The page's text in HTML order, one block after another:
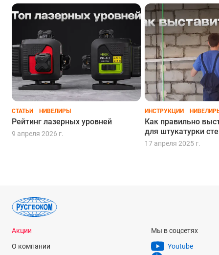
С 4 плоскостями Strong
СТАТЬИ НИВЕЛИРЫ
Рейтинг лазерных уровней
9 апреля 2026 г.
ИНСТРУКЦИИ
Как правильно
для штукатурки
17 апреля 2025 г.
Акции
О компании
Мы в соцсетях
Youtube